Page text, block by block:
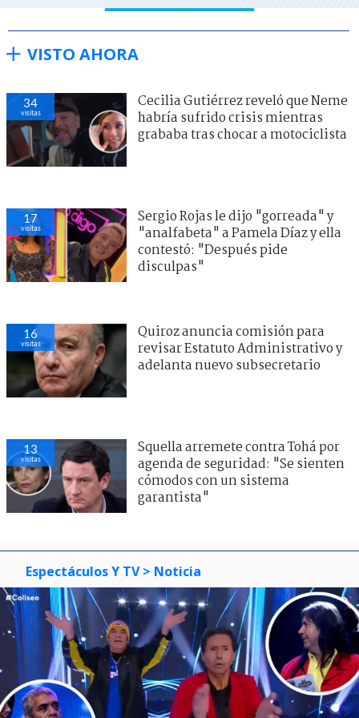
VISTO AHORA
34
visitas
Cecilia Gutiérrez reveló que Neme
habría sufrido crisis mientras
grababa tras chocar a motociclista
17
visitas
Sergio Rojas le dijo "gorreada" y
"analfabeta" a Pamela Díaz y ella
contestó: "Después pide
disculpas"
16
visitas
Quiroz anuncia comisión para
revisar Estatuto Administrativo y
adelanta nuevo subsecretario
13
visitas
Squella arremete contra Tohá por
agenda de seguridad: "Se sienten
cómodos con un sistema
garantista"
Espectáculos Y TV > Noticia